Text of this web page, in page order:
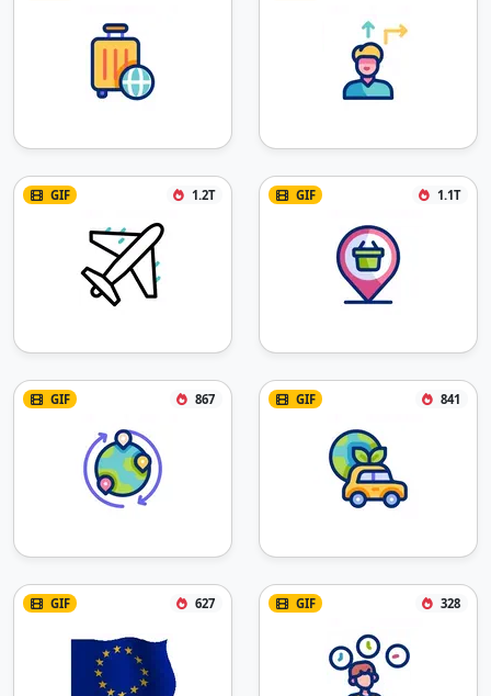
GIF 1.2T GIF 1.1T
GIF 867 GIF 841
GIF 627 GIF 328